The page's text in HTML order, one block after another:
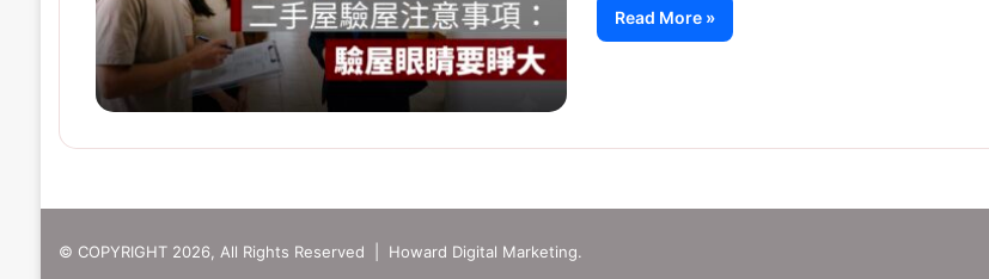
Read More »
© COPYRIGHT 2026, All Rights Reserved | Howard Digital Marketing.